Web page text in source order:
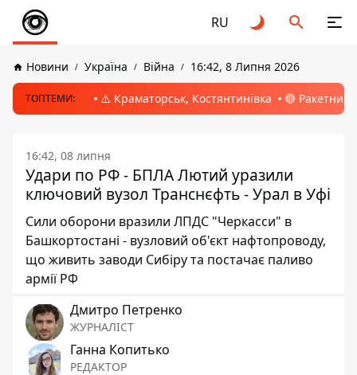
RU
Новини Україна Війна 16:42, 8 Липня 2026
ТОПТЕМИ: ⚠️ Краматорськ, Костянтинівка 🔴 Ракетний
16:42, 08 липня
Удари по РФ - БПЛА Лютий уразили
ключовий вузол Транснєфть - Урал в Уфі
Сили оборони вразили ЛПДС "Черкасси" в
Башкортостані - вузловий об'єкт нафтопроводу,
що живить заводи Сибіру та постачає паливо
армії РФ
Дмитро Петренко
ЖУРНАЛІСТ
Ганна Копитько
РЕДАКТОР